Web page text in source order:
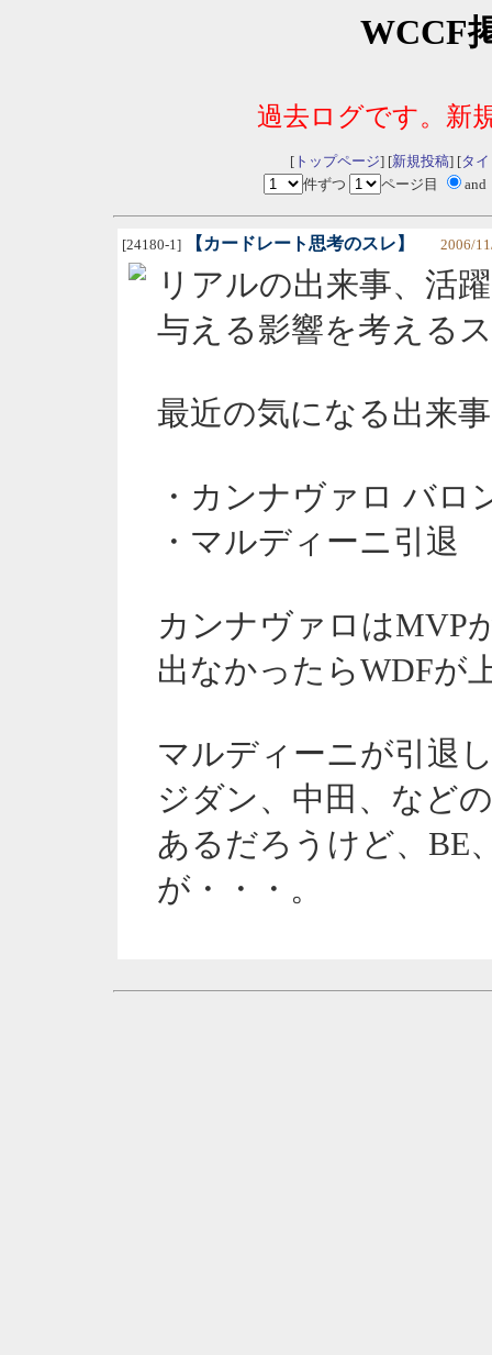
WCCF
過去ログです。新
[トップページ] [新規投稿] [タ
件ずつ
ページ目 and
[24180-1] 【カードレート思考のスレ】 2006/
リアルの出来事、活
与える影響を考える
最近の気になる出来事
・カンナヴァロ バロ
・マルディーニ引退
カンナヴァロはMVP
出なかったらWDFが
マルディーニが引退
ジダン、中田、など
あるだろうけど、BE
が・・・。